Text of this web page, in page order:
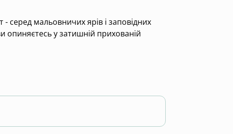
серед мальовничих ярів і заповідних
опиняєтесь у затишній прихованій
за стандартами сучасного